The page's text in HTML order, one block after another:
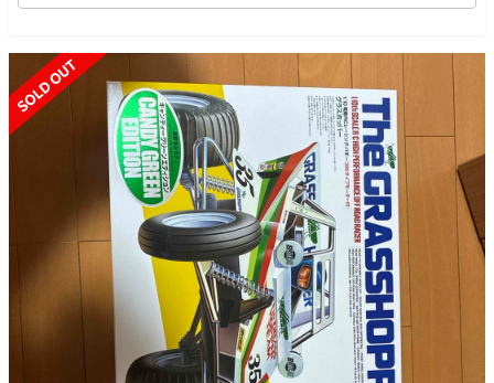
SOLD OUT